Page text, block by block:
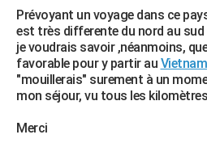
Forum
Aménagement intérieur
Extérieur
Cuisine
Salle de bains
Jardinage
Rangement
WEEK-END
Guides de France
Escapades
Patrimoine
Expositions
Musées
Week-end nature
+LIFESTYLE
Art de vivre
Bien-être
Loisirs
Mode
Modes de vie
SANTE
Alimentation
Guide de la santé
Maladies
Médicaments
Sommeil
VOYAGE
Prévoyant un voyage dans ce
est très differente du nord au sud
je voudrais savoir ,néanmoins,
favorable pour y partir au Vietnam
"mouillerais" surement à un
mon séjour, vu tous les
Merci